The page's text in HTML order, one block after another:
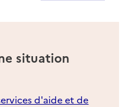
situation
d'aide et de